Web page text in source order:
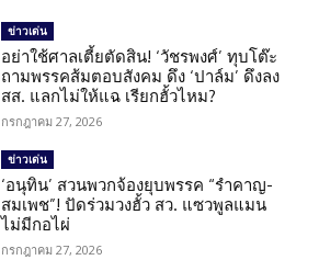
ข่าวเด่น
อย่าใช้ศาลเตี้ยตัดสิน! ‘วัชรพงศ์’ ทุบโต๊ะ
ถามพรรคส้มตอบสังคม ดึง ‘ปาล์ม’ ดึงลง
สส. แลกไม่ให้แฉ เรียกฮั้วไหม?
กรกฎาคม 27, 2026
ข่าวเด่น
‘อนุทิน’ สวนพวกจ้องยุบพรรค “รำคาญ-
สมเพช”! ปัดร่วมวงฮั้ว สว. แซวพูลแมน
ไม่มีกอไผ่
กรกฎาคม 27, 2026